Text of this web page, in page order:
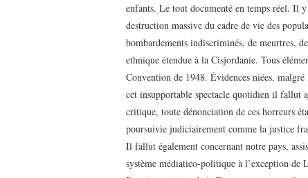
enfants. Le tout documenté en temps réel. Il
destruction massive du cadre de vie des
bombardements indiscriminés, de meurtres,
ethnique étendue à la Cisjordanie. Tous
Convention de 1948. Évidences niées,
cet insupportable spectacle quotidien il fallut
critique, toute dénonciation de ces horreurs
poursuivie judiciairement comme la justice
Il fallut également concernant notre pays,
système médiatico-politique à l’exception